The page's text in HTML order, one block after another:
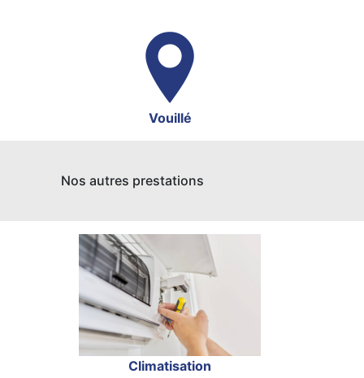
Vouillé
Nos autres prestations
Climatisation